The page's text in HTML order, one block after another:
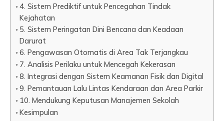
4. Sistem Prediktif untuk Pencegahan Tindak
Kejahatan
5. Sistem Peringatan Dini Bencana dan Keadaan
Darurat
6. Pengawasan Otomatis di Area Tak Terjangkau
7. Analisis Perilaku untuk Mencegah Kekerasan
8. Integrasi dengan Sistem Keamanan Fisik dan Digital
9. Pemantauan Lalu Lintas Kendaraan dan Area Parkir
10. Mendukung Keputusan Manajemen Sekolah
Kesimpulan